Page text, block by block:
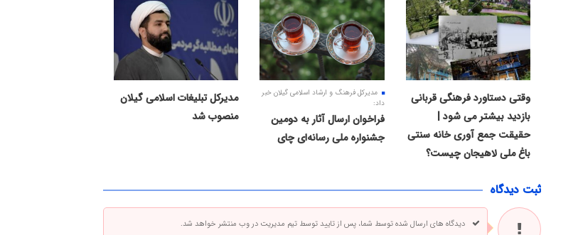
وقتی دستاورد فرهنگی قربانی
بازدید بیشتر می شود |
حقیقت جمع آوری خانه سنتی
باغ ملی لاهیجان چیست؟
مدیرکل فرهنگ و ارشاد اسلامی گیلان خبر
داد:
فراخوان ارسال آثار به دومین
جشنواره ملی رسانه‌ای چای
مدیرکل تبلیغات اسلامی گیلان
منصوب شد
ثبت دیدگاه
دیدگاه های ارسال شده توسط شما، پس از تایید توسط تیم مدیریت در وب منتشر خواهد شد.